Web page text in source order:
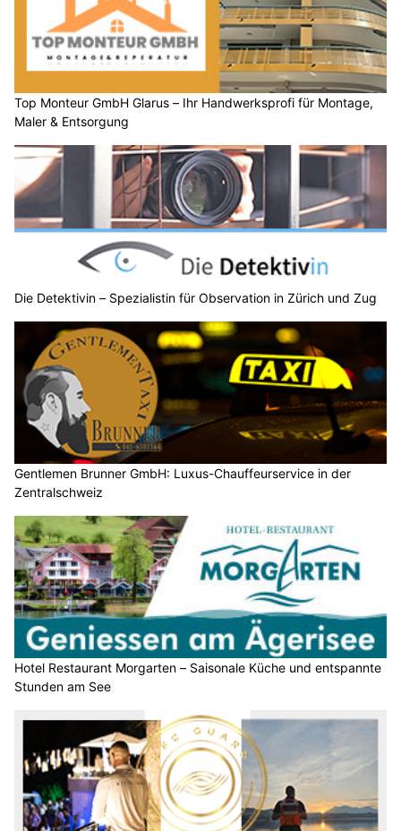
Top Monteur GmbH Glarus – Ihr Handwerksprofi für Montage,
Maler & Entsorgung
Die Detektivin – Spezialistin für Observation in Zürich und Zug
Gentlemen Brunner GmbH: Luxus-Chauffeurservice in der
Zentralschweiz
Hotel Restaurant Morgarten – Saisonale Küche und entspannte
Stunden am See